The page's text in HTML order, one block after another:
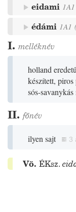
eidami 1A1
édámi 1A1
I. melléknév
holland
készített,
sós-
II. főnév
ilyen sajt 3
Vö. ÉKsz.